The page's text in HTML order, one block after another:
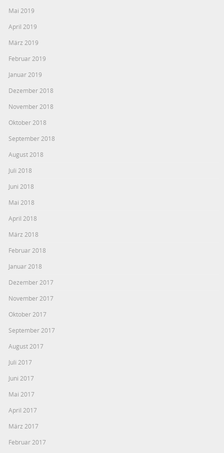
Mai 2019
April 2019
März 2019
Februar 2019
Januar 2019
Dezember 2018
November 2018
Oktober 2018
September 2018
August 2018
Juli 2018
Juni 2018
Mai 2018
April 2018
März 2018
Februar 2018
Januar 2018
Dezember 2017
November 2017
Oktober 2017
September 2017
August 2017
Juli 2017
Juni 2017
Mai 2017
April 2017
März 2017
Februar 2017